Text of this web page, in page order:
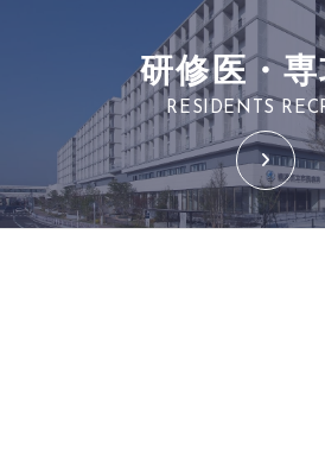
研修医・
RESIDENTS